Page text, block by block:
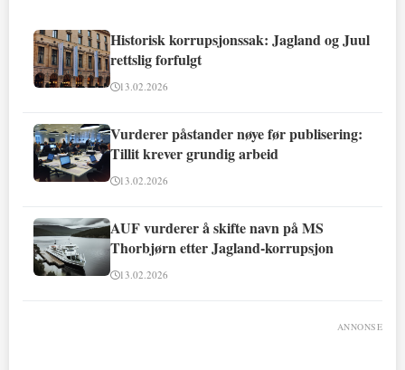
Historisk korrupsjonssak: Jagland og Juul
rettslig forfulgt
13.02.2026
Vurderer påstander nøye før publisering:
Tillit krever grundig arbeid
13.02.2026
AUF vurderer å skifte navn på MS
Thorbjørn etter Jagland-korrupsjon
13.02.2026
ANNONSE